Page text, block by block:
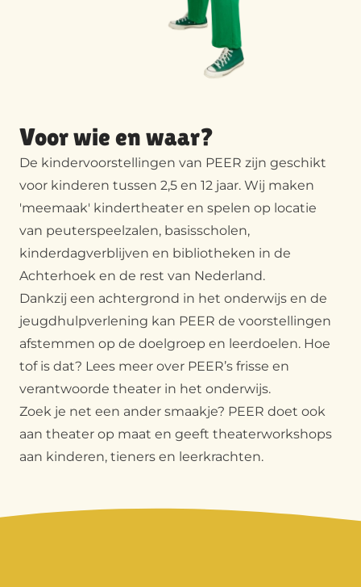
Voor wie en waar?
De kindervoorstellingen van PEER zijn geschikt
voor kinderen tussen 2,5 en 12 jaar. Wij maken
'meemaak' kindertheater en spelen op locatie
van peuterspeelzalen, basisscholen,
kinderdagverblijven en bibliotheken in de
Achterhoek en de rest van Nederland.
Dankzij een achtergrond in het onderwijs en de
jeugdhulpverlening kan PEER de voorstellingen
afstemmen op de doelgroep en leerdoelen. Hoe
tof is dat? Lees meer over PEER’s frisse en
verantwoorde theater in het onderwijs.
Zoek je net een ander smaakje? PEER doet ook
aan theater op maat en geeft theaterworkshops
aan kinderen, tieners en leerkrachten.